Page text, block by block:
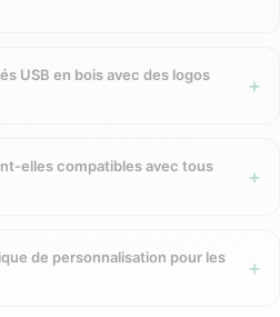
vous véhiculez un
la gamme de
à des Valeurs
vous associez votre
telles que la protection de
USB en bois avec des logos
elles compatibles avec tous
de personnalisation pour les